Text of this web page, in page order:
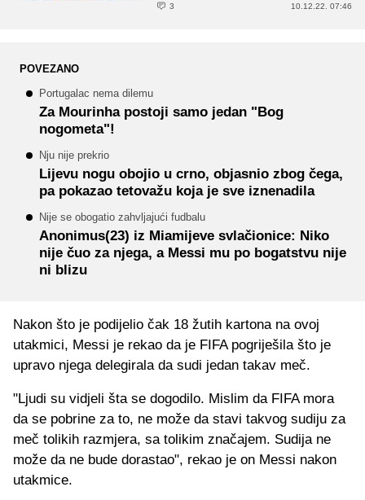
3 10.12.22. 07:46
POVEZANO
Portugalac nema dilemu
Za Mourinha postoji samo jedan "Bog
nogometa"!
Nju nije prekrio
Lijevu nogu obojio u crno, objasnio zbog čega,
pa pokazao tetovažu koja je sve iznenadila
Nije se obogatio zahvljajući fudbalu
Anonimus(23) iz Miamijeve svlačionice: Niko
nije čuo za njega, a Messi mu po bogatstvu nije
ni blizu
Nakon što je podijelio čak 18 žutih kartona na ovoj
utakmici, Messi je rekao da je FIFA pogriješila što je
upravo njega delegirala da sudi jedan takav meč.
"Ljudi su vidjeli šta se dogodilo. Mislim da FIFA mora
da se pobrine za to, ne može da stavi takvog sudiju za
meč tolikih razmjera, sa tolikim značajem. Sudija ne
može da ne bude dorastao", rekao je on Messi nakon
utakmice.